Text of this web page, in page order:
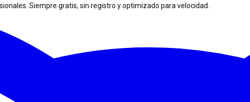
Siempre gratis, sin registro y optimizado para velocidad.